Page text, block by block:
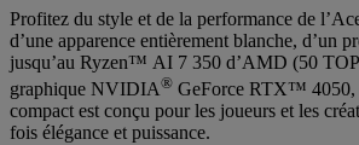
Profitez du style et de la performance de
d’une apparence entièrement blanche, d’un
jusqu’au Ryzen™ AI 7 350 d’AMD (50
graphique NVIDIA® GeForce RTX™ 4050,
compact est conçu pour les joueurs et les
fois élégance et puissance.